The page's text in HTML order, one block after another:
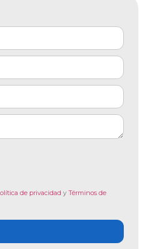
de privacidad y Términos de